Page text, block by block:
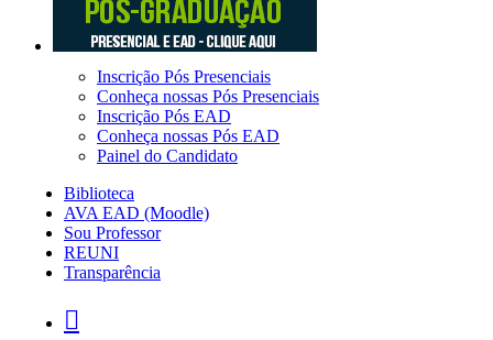
Inscrição Pós Presenciais
Conheça nossas Pós Presenciais
Inscrição Pós EAD
Conheça nossas Pós EAD
Painel do Candidato
Biblioteca
AVA EAD (Moodle)
Sou Professor
REUNI
Transparência
